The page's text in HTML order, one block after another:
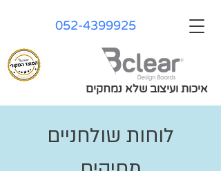
052-4399925
איכות ועיצוב שלא נמחקים
לוחות שולחניים